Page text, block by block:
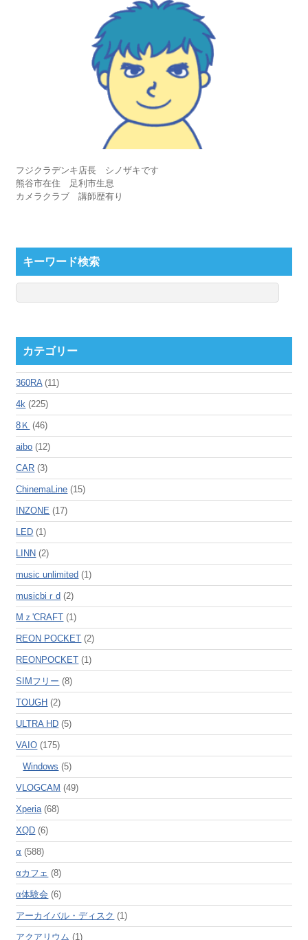
フジクラデンキ店長 シノザキです
熊谷市在住 足利市生息
カメラクラブ 講師歴有り
キーワード検索
カテゴリー
360RA(11)
4k (225)
8Ｋ (46)
aibo (12)
CAR (3)
ChinemaLine (15)
INZONE (17)
LED (1)
LINN (2)
music unlimited (1)
musicbiｒd (2)
Mｚ'CRAFT (1)
REON POCKET (2)
REONPOCKET (1)
SIMフリー (8)
TOUGH (2)
ULTRA HD (5)
VAIO (175)
Windows (5)
VLOGCAM (49)
Xperia(68)
XQD (6)
α (588)
αカフェ (8)
α体験会 (6)
アーカイバル・ディスク (1)
アクアリウム (1)